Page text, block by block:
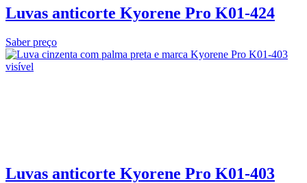
Luvas anticorte Kyorene Pro K01-424
Saber preço
Luvas anticorte Kyorene Pro K01-403